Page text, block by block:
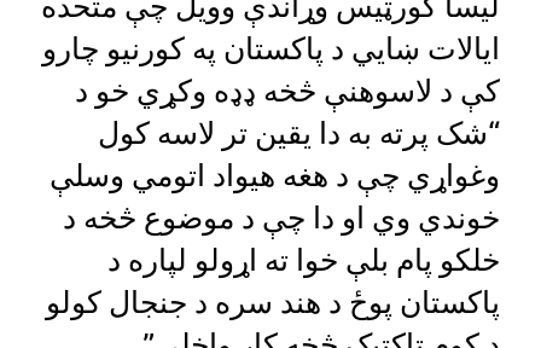
ایالات ښایي د پاکستان په کورنیو چارو
کې د لاسوهنې څخه ډډه وکړي خو د
“شک پرته به دا یقین تر لاسه کول
وغواړي چې د هغه هیواد اتومي وسلې
خوندي وي او دا چې د موضوع څخه د
خلکو پام بلې خوا ته اړولو لپاره د
پاکستان پوځ د هند سره د جنجال کولو